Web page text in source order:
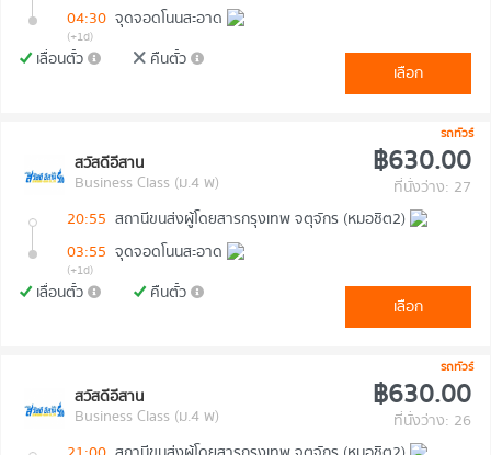
04:30 จุดจอดโนนสะอาด
(+1d)
เลื่อนตั๋ว คืนตั๋ว
เลือก
รถทัวร์
สวัสดีอีสาน
Business Class (ม.4 พ)
฿630.00
ที่นั่งว่าง: 27
20:55 สถานีขนส่งผู้โดยสารกรุงเทพ จตุจักร (หมอชิต2)
03:55 จุดจอดโนนสะอาด
(+1d)
เลื่อนตั๋ว คืนตั๋ว
เลือก
รถทัวร์
สวัสดีอีสาน
Business Class (ม.4 พ)
฿630.00
ที่นั่งว่าง: 26